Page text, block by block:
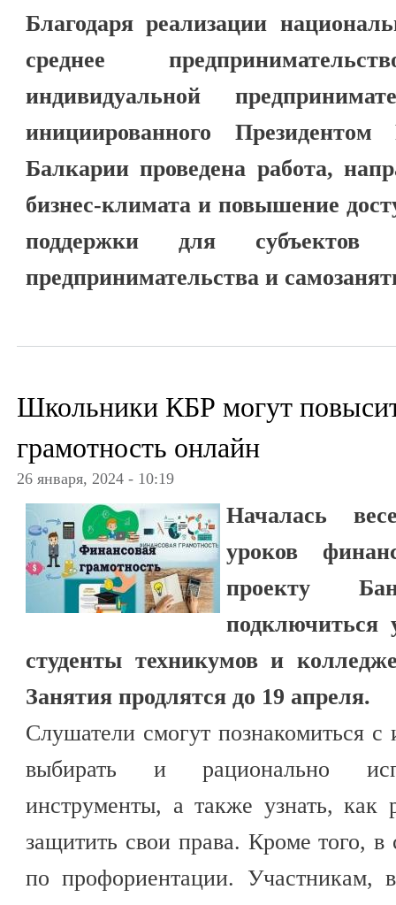
Благодаря реализации
среднее
индивидуальной
инициированного
Балкарии проведена работа,
бизнес-климата и повышение
поддержки для
предпринимательства и
Школьники КБР могут
грамотность онлайн
26 января, 2024 - 10:19
Началась
уроков
проекту
студенты техникумов и
Занятия продлятся до 19 апреля.
Слушатели смогут познакомиться с
выбирать и рационально
инструменты, а также узнать, как
защитить свои права. Кроме того,
по профориентации. Участникам,